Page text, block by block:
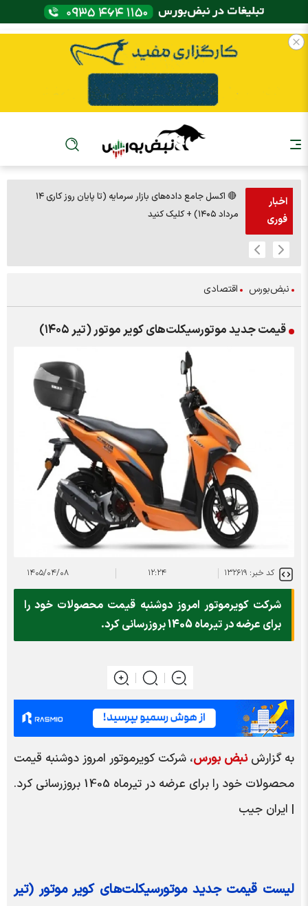
اخبار
فوری
🔴 اکسل جامع داده‌های بازار سرمایه (تا پایان روز کاری ۱۴
مرداد ۱۴۰۵) + کلیک کنید
نبض‌بورس اقتصادی
قیمت جدید موتورسیکلت‌های کویر موتور (تیر ۱۴۰۵)
کد خبر: ۱۳۲۶۱۹ ۱۲:۲۴ ۱۴۰۵/۰۴/۰۸
شرکت کویرموتور امروز دوشنبه قیمت محصولات خود را
برای عرضه در تیرماه 1405 بروزرسانی کرد.
به گزارشنبض بورس، شرکت کویرموتور امروز دوشنبه قیمت
محصولات خود را برای عرضه در تیرماه 1405 بروزرسانی کرد.
| ایران جیب
لیست قیمت جدید موتورسیکلت‌های کویر موتور (تیر